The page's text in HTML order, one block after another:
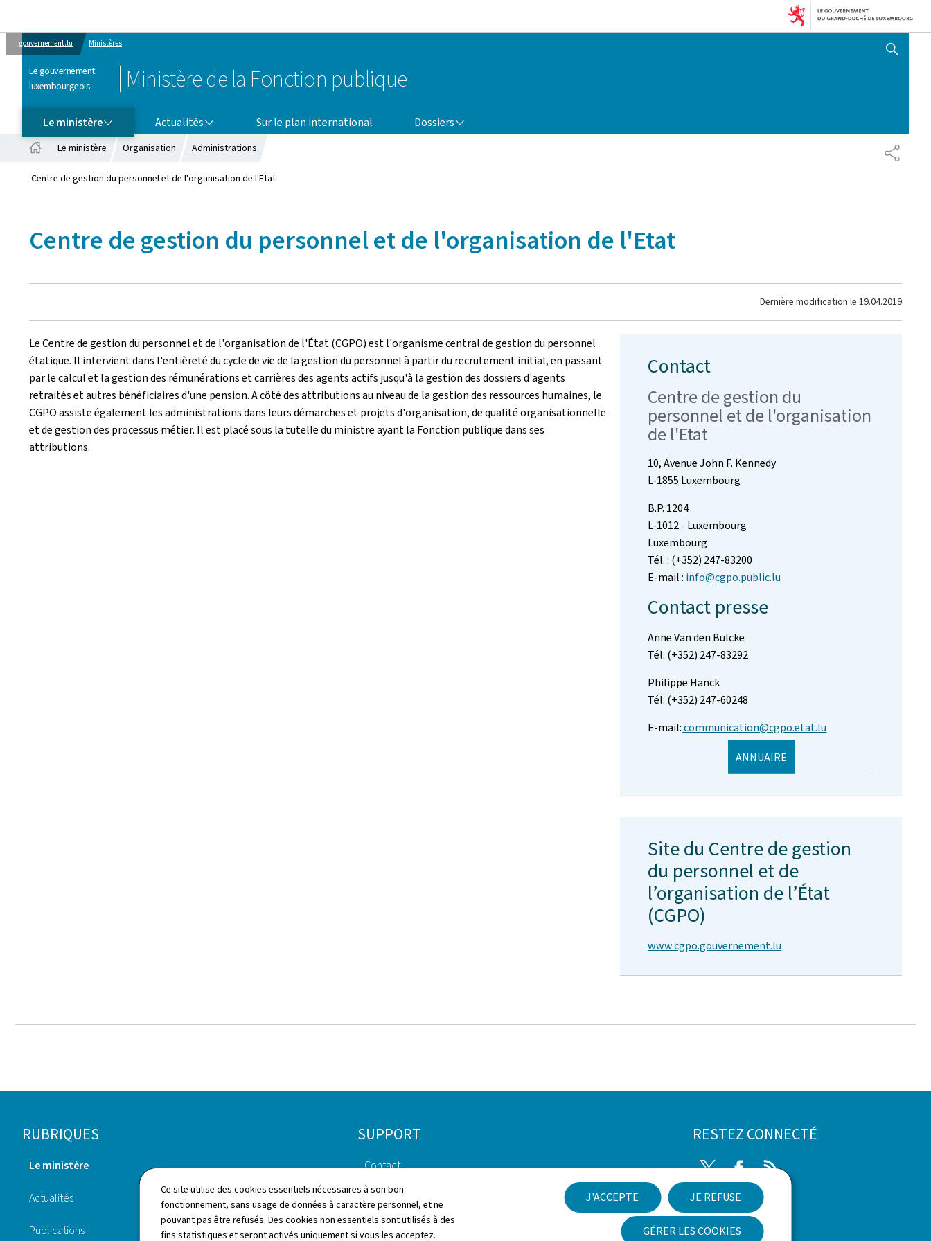
Ce site utilise des cookies essentiels nécessaires à son bon
fonctionnement, sans usage de données à caractère personnel, et ne
pouvant pas être refusés. Des cookies non essentiels sont utilisés à des
fins statistiques et seront activés uniquement si vous les acceptez.
J'ACCEPTE JE REFUSE
GÉRER LES COOKIES
gouvernement.lu Ministères
Le gouvernement
luxembourgeois
Ministère de la Fonction publique
AFFICHER / MASQUER
Le ministère Actualités
ACTUALITÉS
Sur le plan international Dossiers
Le ministère Organisation Administrations
Centre de gestion du personnel et de l'organisation de l'Etat
Centre de gestion du personnel et de l'organisation de l'Etat
Dernière modification le 19.04.2019
Le Centre de gestion du personnel et de l'organisation de l'État (CGPO) est l'organisme central de gestion du personnel
étatique. Il intervient dans l'entièreté du cycle de vie de la gestion du personnel à partir du recrutement initial, en passant
par le calcul et la gestion des rémunérations et carrières des agents actifs jusqu'à la gestion des dossiers d'agents
retraités et autres bénéficiaires d'une pension. A côté des attributions au niveau de la gestion des ressources humaines, le
CGPO assiste également les administrations dans leurs démarches et projets d'organisation, de qualité organisationnelle
et de gestion des processus métier. Il est placé sous la tutelle du ministre ayant la Fonction publique dans ses
attributions.
Contact
Centre de gestion du
personnel et de l'organisation
de l'Etat
10, Avenue John F. Kennedy
L-1855 Luxembourg
B.P. 1204
L-1012 - Luxembourg
Luxembourg
Tél. : (+352) 247-83200
E-mail : info@cgpo.public.lu
Contact presse
Anne Van den Bulcke
Tél: (+352) 247-83292
Philippe Hanck
Tél: (+352) 247-60248
E-mail:communication@cgpo.etat.lu
ANNUAIRE
Site du Centre de gestion
du personnel et de
l’organisation de l’État
(CGPO)
www.cgpo.gouvernement.lu
Pied
de
RUBRIQUES
Le ministère
Actualités
Publications
Dossiers
SUPPORT
Contact
Plan du site
À propos du site
Protection des données
RESTEZ CONNECTÉ
TwitterFacebook
RSS
Newsletter